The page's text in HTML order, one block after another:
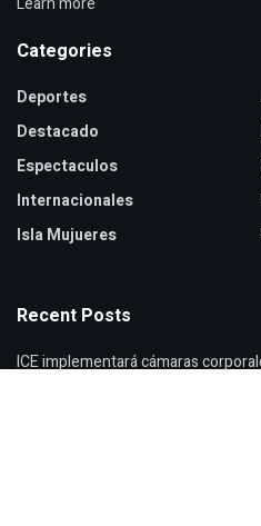
Categories
Deportes
Destacado
Espectaculos
Internacionales
Isla Mujueres
Recent Posts
ICE implementará cámaras